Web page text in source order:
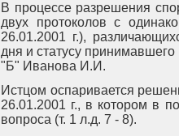
В процессе разрешения
двух протоколов с
26.01.2001 г.),
дня и статусу
"Б" Иванова И.И.
Истцом оспаривается
26.01.2001 г., в котором в
вопроса (т. 1 л.д. 7 - 8).